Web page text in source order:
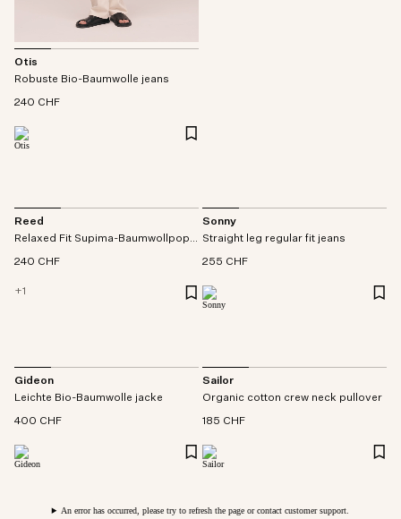
Otis
Robuste Bio-Baumwolle jeans
240 CHF
Reed
Relaxed Fit Supima-Baumwollpopeline hemd
240 CHF
+1
Sonny
Straight leg regular fit jeans
255 CHF
Gideon
Leichte Bio-Baumwolle jacke
400 CHF
Sailor
Organic cotton crew neck pullover
185 CHF
An error has occurred, please try to refresh the page or contact customer support.